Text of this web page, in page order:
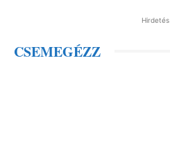
Hirdetés
CSEMEGÉZZ